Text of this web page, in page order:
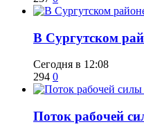
В Сургутском
Сегодня в 12:08
294 0
Поток рабочей